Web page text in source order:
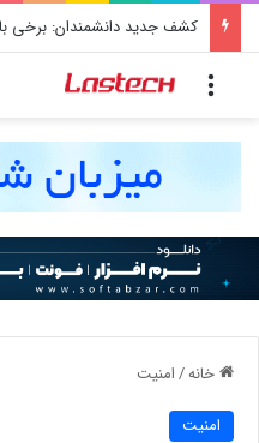
خانه/امنيت
امنيت